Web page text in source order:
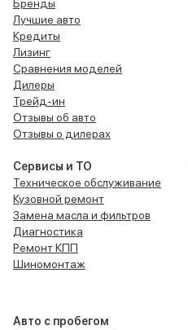
Бренды
Лучшие авто
Кредиты
Лизинг
Сравнения моделей
Дилеры
Трейд-ин
Отзывы об авто
Отзывы о дилерах
Сервисы и ТО
Техническое обслуживание
Кузовной ремонт
Замена масла и фильтров
Диагностика
Ремонт КПП
Шиномонтаж
Авто с пробегом